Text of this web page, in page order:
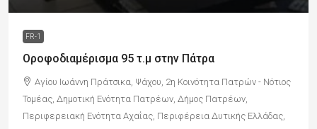
FR-1
Οροφοδιαμέρισμα 95 τ.μ στην Πάτρα
Αγίου Ιωάννη Πράτσικα, Ψάχου, 2η Κοινότητα Πατρών - Νότιος
Τομέας, Δημοτική Ενότητα Πατρέων, Δήμος Πατρέων,
Περιφερειακή Ενότητα Αχαΐας, Περιφέρεια Δυτικής Ελλάδας,